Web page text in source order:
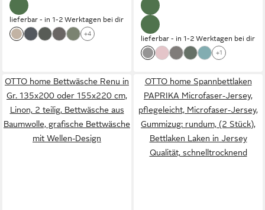
lieferbar - in 1-2 Werktagen bei dir
+4
lieferbar - in 1-2 Werktagen bei dir
+1
OTTO home Bettwäsche Renu in
Gr. 135x200 oder 155x220 cm,
Linon, 2 teilig, Bettwäsche aus
Baumwolle, grafische Bettwäsche
mit Wellen-Design
OTTO home Spannbettlaken
PAPRIKA Microfaser-Jersey,
pflegeleicht, Microfaser-Jersey,
Gummizug: rundum, (2 Stück),
Bettlaken Laken in Jersey
Qualität, schnelltrocknend